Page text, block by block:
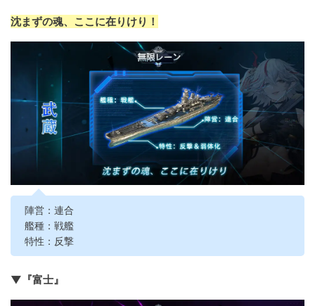
沈まずの魂、ここに在りけり！
陣営：連合
艦種：戦艦
特性：反撃
▼『富士』